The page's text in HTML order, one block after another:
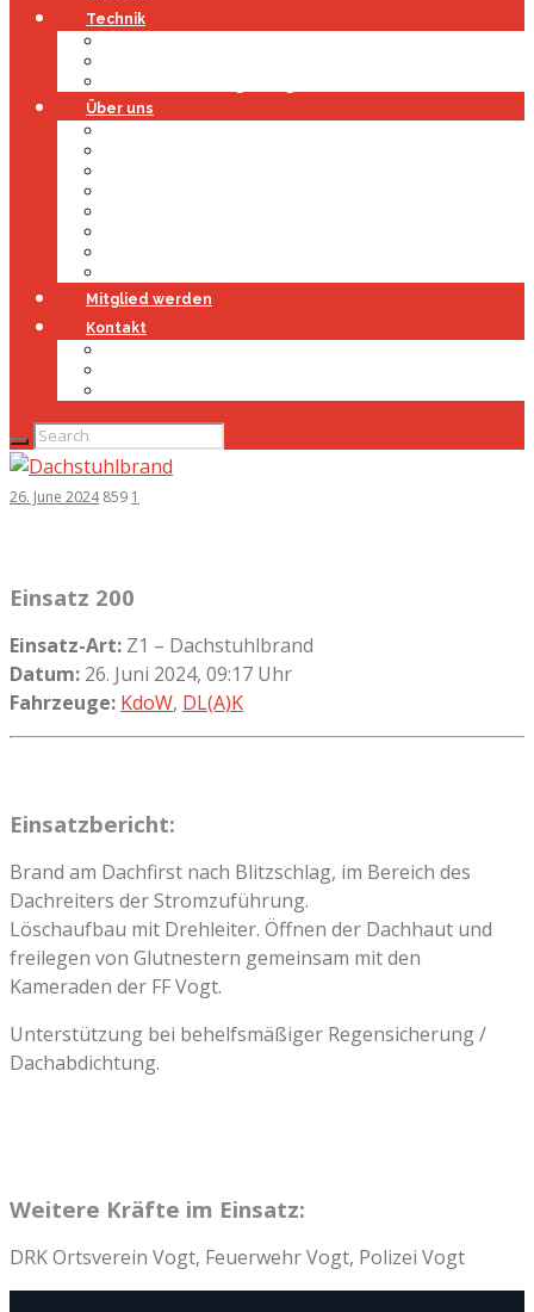
Technik
Über uns
Mitglied werden
Kontakt
26. June 2024 859 1
Einsatz 200
Einsatz-Art: Z1 – Dachstuhlbrand
Datum: 26. Juni 2024, 09:17 Uhr
Fahrzeuge: KdoW, DL(A)K
Einsatzbericht:
Brand am Dachfirst nach Blitzschlag, im Bereich des
Dachreiters der Stromzuführung.
Löschaufbau mit Drehleiter. Öffnen der Dachhaut und
freilegen von Glutnestern gemeinsam mit den
Kameraden der FF Vogt.
Unterstützung bei behelfsmäßiger Regensicherung /
Dachabdichtung.
Weitere Kräfte im Einsatz:
DRK Ortsverein Vogt, Feuerwehr Vogt, Polizei Vogt